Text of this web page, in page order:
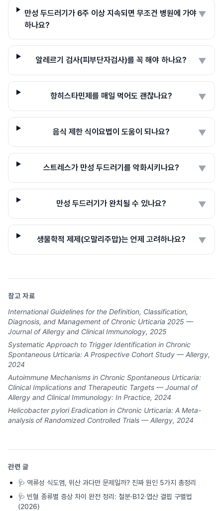
만성 두드러기가 6주 이상 지속되면 무조건 병원에 가야
하나요?
▼
알레르기 검사(피부단자검사)를 꼭 해야 하나요? ▼
항히스타민제를 매일 먹어도 괜찮나요? ▼
음식 제한 식이요법이 도움이 되나요? ▼
스트레스가 만성 두드러기를 악화시키나요? ▼
만성 두드러기가 완치될 수 있나요? ▼
생물학적 제제(오말리주맙)는 언제 고려하나요? ▼
참고 자료
International Guidelines for the Definition, Classification,
Diagnosis, and Management of Chronic Urticaria 2025 —
Journal of Allergy and Clinical Immunology, 2025
Systematic Approach to Trigger Identification in Chronic
Spontaneous Urticaria: A Prospective Cohort Study — Allergy,
2024
Autoimmune Mechanisms in Chronic Spontaneous Urticaria:
Clinical Implications and Therapeutic Targets — Journal of
Allergy and Clinical Immunology: In Practice, 2024
Helicobacter pylori Eradication in Chronic Urticaria: A Meta-
analysis of Randomized Controlled Trials — Allergy, 2024
관련 글
🩺 역류성 식도염, 위산 과다만 문제일까? 진짜 원인 5가지 총정리
🩺 빈혈 종류별 증상 차이 완전 정리: 철분·B12·엽산 결핍 구별법
(2026)